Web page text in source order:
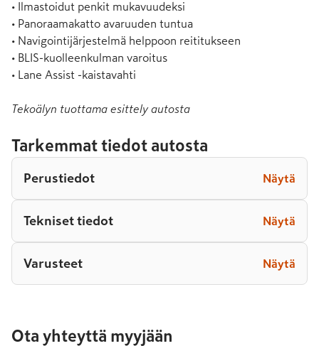
• Ilmastoidut penkit mukavuudeksi
• Panoraamakatto avaruuden tuntua
• Navigointijärjestelmä helppoon reititukseen
• BLIS-kuolleenkulman varoitus
• Lane Assist -kaistavahti
Tekoälyn tuottama esittely autosta
Tarkemmat tiedot autosta
Perustiedot Näytä
Tekniset tiedot Näytä
Varusteet Näytä
Ota yhteyttä myyjään